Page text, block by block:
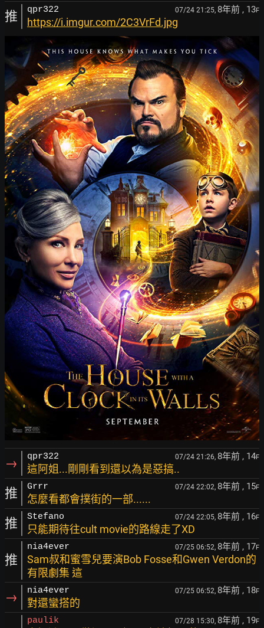
推 qpr322 07/24 21:25, 8年前 , 13F
https://i.imgur.com/2C3VrFd.jpg
→ qpr322 07/24 21:26, 8年前 , 14F
這阿姐...剛剛看到還以為是惡搞..
推 Grrr 07/24 22:02, 8年前 , 15F
怎麼看都會撲街的一部......
推 Stefano 07/24 22:05, 8年前 , 16F
只能期待往cult movie的路線走了XD
推
nia4ever 07/25 06:52, 8年前 , 17F
Sam叔和蜜雪兒要演Bob Fosse和Gwen Verdon的
有限劇集 這
→ nia4ever 07/25 06:52, 8年前 , 18F
對還蠻搭的
paulik 07/28 15:30, 8年前 , 19F